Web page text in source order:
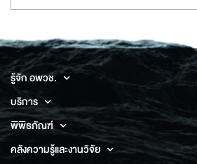
รู้จัก อพวช.
บริการ
พิพิธภัณฑ์
คลังความรู้และงานวิจัย